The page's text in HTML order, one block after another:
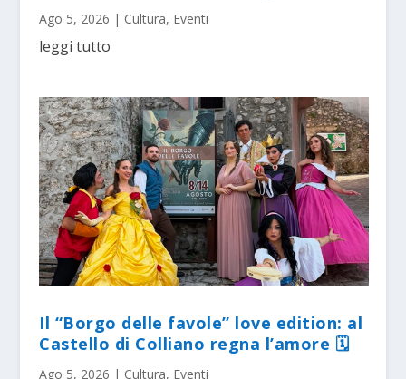
Ago 5, 2026 | Cultura, Eventi
leggi tutto
Il “Borgo delle favole” love edition: al
Castello di Colliano regna l’amore 🗓
Ago 5, 2026 | Cultura, Eventi